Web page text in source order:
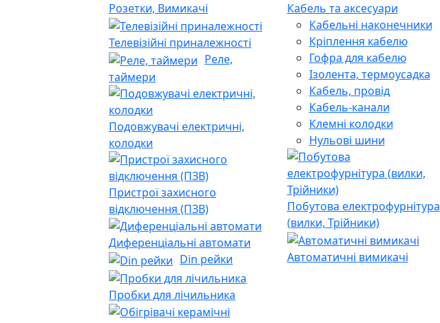
Розетки, Вимикачі
Телевізійні приналежності
Реле,
таймери
Подовжувачі електричні,
колодки
Пристрої захисного
відключення (ПЗВ)
Диференціальні автомати
Din рейки
Пробки для лічильника
Кабель та аксесуари
Кабельні наконечники
Кріплення кабелю
Гофра для кабелю
Ізолента, термоусадка
Кабель, провід
Кабель-канали
Клемні колодки
Нульові шини
Побутова електрофурнітура
(вилки, Трійники)
Автоматичні вимикачі